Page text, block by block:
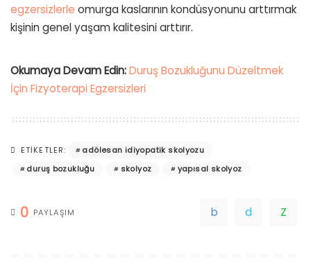
egzersizlerle omurga kaslarının kondüsyonunu arttırmak
kişinin genel yaşam kalitesini arttırır.
Okumaya Devam Edin:Duruş Bozukluğunu Düzeltmek
İçin Fizyoterapi Egzersizleri
ETIKETLER:
adölesan idiyopatik skolyozu
duruş bozukluğu
skolyoz yapısal skolyoz
0 PAYLAŞIM